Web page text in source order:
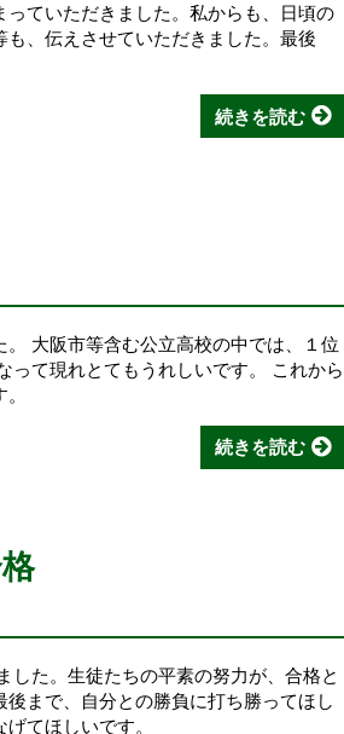
ていただきました。私からも、日頃の
、伝えさせていただきました。最後
続きを読む
大阪市等含む公立高校の中では、１位
って現れとてもうれしいです。 これから
。
続きを読む
た。生徒たちの平素の努力が、合格と
まで、自分との勝負に打ち勝ってほし
てほしいです。